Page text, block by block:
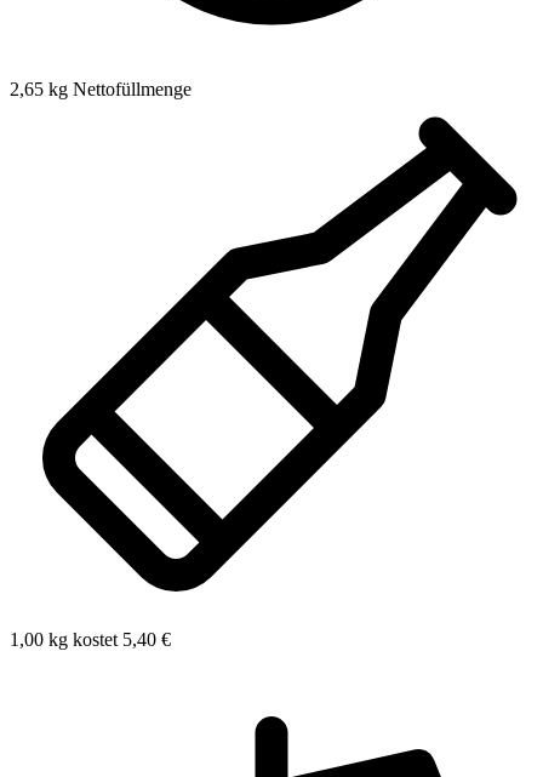
2,65 kg Nettofüllmenge
1,00 kg kostet 5,40 €